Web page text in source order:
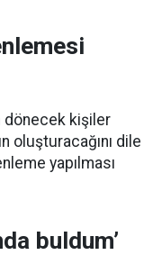
dönecek kişiler
oluşturacağını dile
yapılması
buldum’